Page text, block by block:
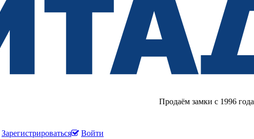
Продаём замки с 1996 года
Зарегистрироваться
Войти